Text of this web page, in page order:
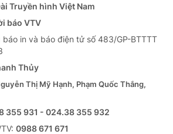
Truyền hình Việt Nam
báo VTV
in và báo điện tử số 483/GP-BTTTT
Thủy
Thị Mỹ Hạnh, Phạm Quốc Thắng,
355 931 - 024.38 355 932
0988 671 671